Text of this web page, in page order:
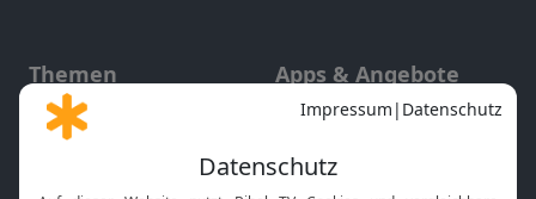
Themen
Gott und Bibel erklärt
Apps & Angebote
Mobile App